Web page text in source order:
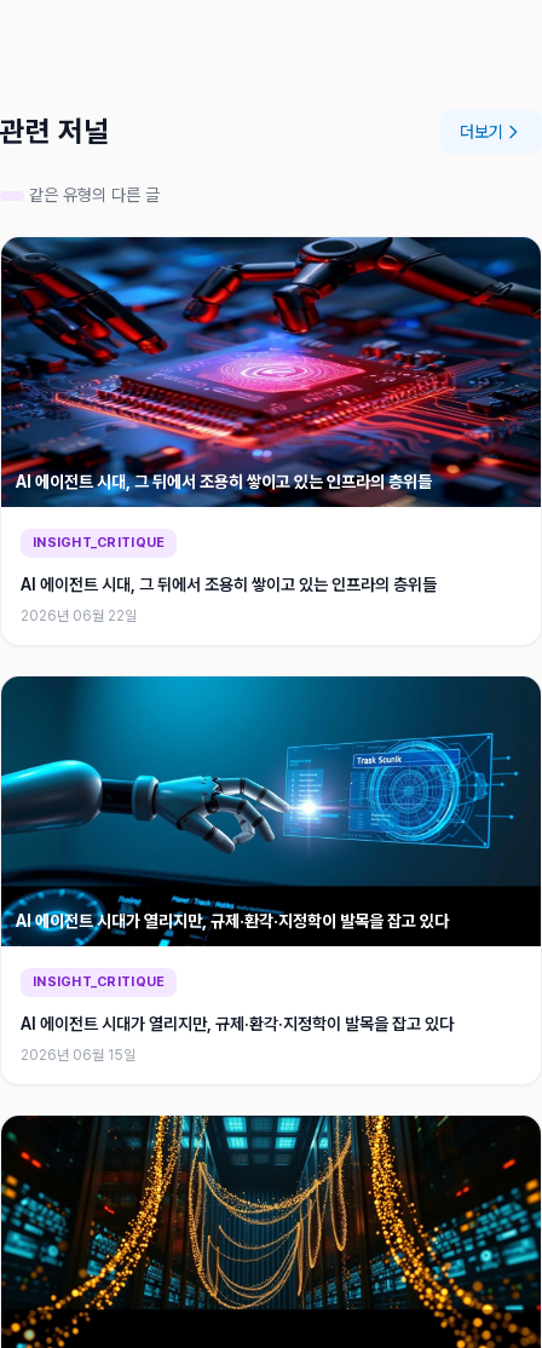
관련 저널 더보기
같은 유형의 다른 글
AI 에이전트 시대, 그 뒤에서 조용히 쌓이고 있는 인프라의 층위들
INSIGHT_CRITIQUE
AI 에이전트 시대, 그 뒤에서 조용히 쌓이고 있는 인프라의 층위들
2026년 06월 22일
AI 에이전트 시대가 열리지만, 규제·환각·지정학이 발목을 잡고 있다
INSIGHT_CRITIQUE
AI 에이전트 시대가 열리지만, 규제·환각·지정학이 발목을 잡고 있다
2026년 06월 15일